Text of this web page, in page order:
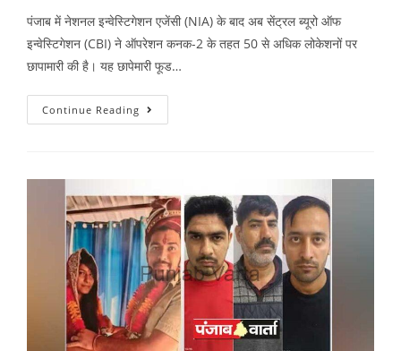
पंजाब में नेशनल इन्वेस्टिगेशन एजेंसी (NIA) के बाद अब सेंट्रल ब्यूरो ऑफ
इन्वेस्टिगेशन (CBI) ने ऑपरेशन कनक-2 के तहत 50 से अधिक लोकेशनों पर
छापामारी की है। यह छापेमारी फूड…
Continue Reading